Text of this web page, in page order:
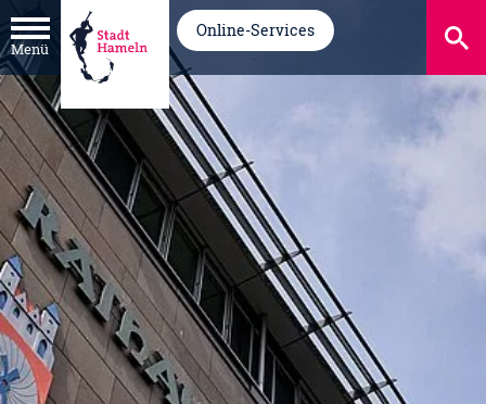
Menü
Online-Services